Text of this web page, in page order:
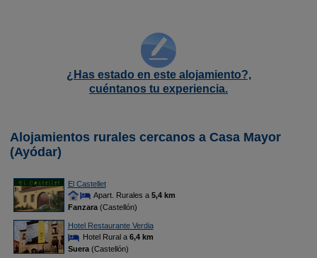
¿Has estado en este alojamiento?,
cuéntanos tu experiencia.
Alojamientos rurales cercanos a Casa Mayor
(Ayódar)
El Castellet
Apart. Rurales a 5,4 km
Fanzara(Castellón)
Hotel Restaurante Verdia
Hotel Rural a 6,4 km
Suera(Castellón)